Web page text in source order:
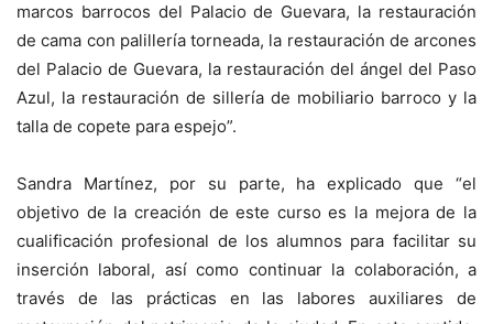
marcos barrocos del Palacio de Guevara, la restauración
de cama con palillería torneada, la restauración de arcones
del Palacio de Guevara, la restauración del ángel del Paso
Azul, la restauración de sillería de mobiliario barroco y la
talla de copete para espejo”.
Sandra Martínez, por su parte, ha explicado que “el
objetivo de la creación de este curso es la mejora de la
cualificación profesional de los alumnos para facilitar su
inserción laboral, así como continuar la colaboración, a
través de las prácticas en las labores auxiliares de